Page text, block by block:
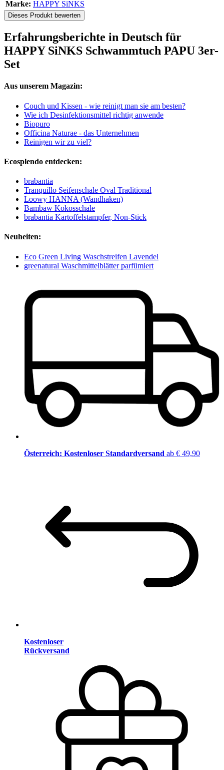
Marke: HAPPY SiNKS
Dieses Produkt bewerten
Erfahrungsberichte in Deutsch für
HAPPY SiNKS Schwammtuch PAPU 3er-
Set
Aus unserem Magazin:
Couch und Kissen - wie reinigt man sie am besten?
Wie ich Desinfektionsmittel richtig anwende
Biopuro
Officina Naturae - das Unternehmen
Reinigen wir zu viel?
Ecosplendo entdecken:
brabantia
Tranquillo Seifenschale Oval Traditional
Loowy HANNA (Wandhaken)
Bambaw Kokosschale
brabantia Kartoffelstampfer, Non-Stick
Neuheiten:
Eco Green Living Waschstreifen Lavendel
greenatural Waschmittelblätter parfümiert
Österreich: Kostenloser Standardversand ab € 49,90
Kostenloser
Rückversand